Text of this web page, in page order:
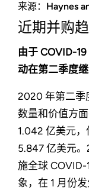
来源：Haynes
近期并购
由于 COVID-
动在第二季度
2020 年第二季
数量和价值方
1.042 亿美元
5.847 亿美元
施全球
象，在 1 月份